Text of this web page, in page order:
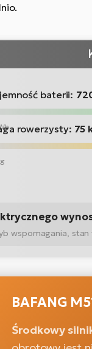
baterii:
rowerzysty: 75
wspomagania,
BAFANG
Środkowy